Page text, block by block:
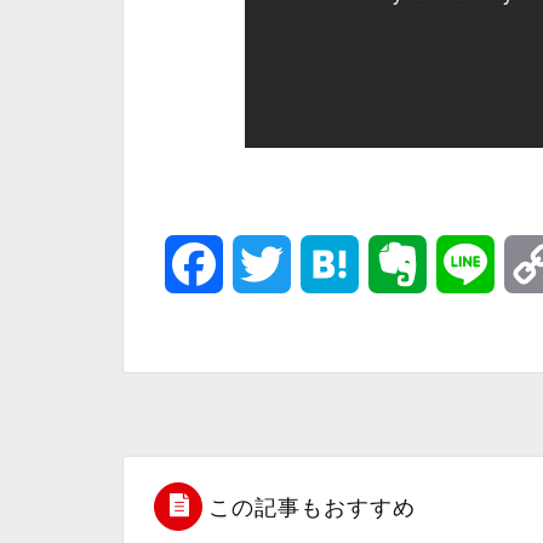
b t n
この記事もおすすめ